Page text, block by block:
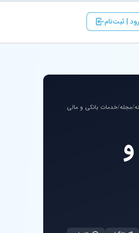
| ثبت‌نام
/مجله/خدمات بانکی و مالی